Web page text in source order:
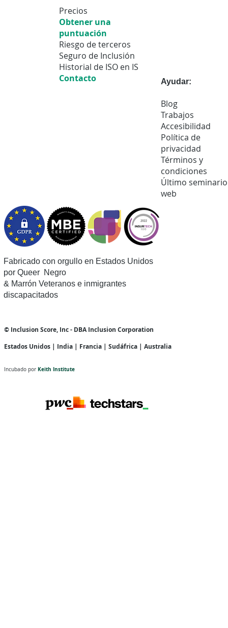
Precios
Obtener una
puntuación
Riesgo de terceros
Seguro de Inclusión
Historial de ISO en IS
Contacto
Ayudar:
Blog
Trabajos
Accesibilidad
Política de
privacidad
Términos y
condiciones
Último seminario
web
Fabricado con orgullo en Estados Unidos
por Queer Negro
& Marrón Veteranos e inmigrantes
discapacitados
© Inclusion Score, Inc - DBA Inclusion Corporation
Estados Unidos | India | Francia | Sudáfrica | Australia
Incubado por Keith Institute